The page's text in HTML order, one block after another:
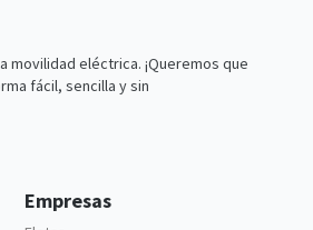
movilidad eléctrica. ¡Queremos que
fácil, sencilla y sin
Empresas